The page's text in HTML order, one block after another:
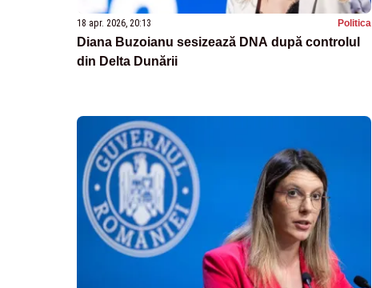
18 apr. 2026, 20:13 Politica
Diana Buzoianu sesizează DNA după controlul
din Delta Dunării